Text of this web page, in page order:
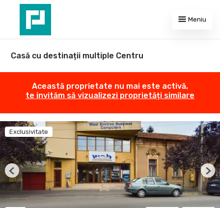
Meniu
Casă cu destinații multiple Centru
Această proprietate nu mai este activă,
te invităm să vizualizezi proprietăți similare
Exclusivitate
Previous